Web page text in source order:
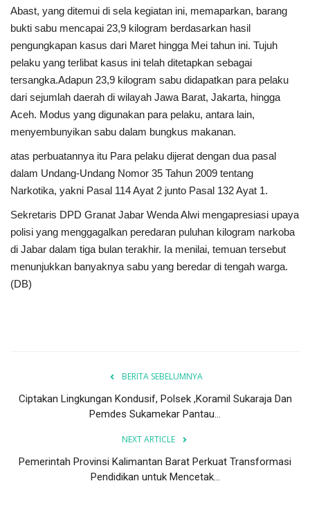
Abast, yang ditemui di sela kegiatan ini, memaparkan, barang
bukti sabu mencapai 23,9 kilogram berdasarkan hasil
pengungkapan kasus dari Maret hingga Mei tahun ini. Tujuh
pelaku yang terlibat kasus ini telah ditetapkan sebagai
tersangka.Adapun 23,9 kilogram sabu didapatkan para pelaku
dari sejumlah daerah di wilayah Jawa Barat, Jakarta, hingga
Aceh. Modus yang digunakan para pelaku, antara lain,
menyembunyikan sabu dalam bungkus makanan.
atas perbuatannya itu Para pelaku dijerat dengan dua pasal
dalam Undang-Undang Nomor 35 Tahun 2009 tentang
Narkotika, yakni Pasal 114 Ayat 2 junto Pasal 132 Ayat 1.
Sekretaris DPD Granat Jabar Wenda Alwi mengapresiasi upaya
polisi yang menggagalkan peredaran puluhan kilogram narkoba
di Jabar dalam tiga bulan terakhir. Ia menilai, temuan tersebut
menunjukkan banyaknya sabu yang beredar di tengah warga.
(DB)
BERITA SEBELUMNYA
Ciptakan Lingkungan Kondusif, Polsek ,Koramil Sukaraja Dan
Pemdes Sukamekar Pantau...
NEXT ARTICLE
Pemerintah Provinsi Kalimantan Barat Perkuat Transformasi
Pendidikan untuk Mencetak...